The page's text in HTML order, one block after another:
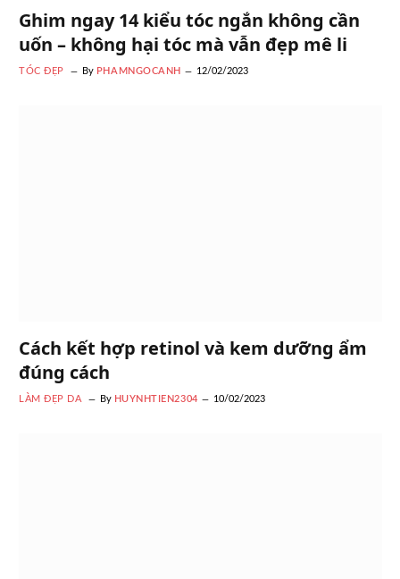
Ghim ngay 14 kiểu tóc ngắn không cần
uốn – không hại tóc mà vẫn đẹp mê li
TÓC ĐẸP By PHAMNGOCANH 12/02/2023
Cách kết hợp retinol và kem dưỡng ẩm
đúng cách
LÀM ĐẸP DA By HUYNHTIEN2304 10/02/2023